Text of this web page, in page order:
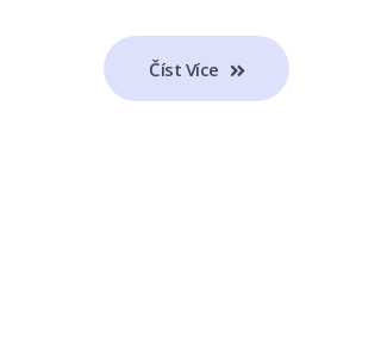
Číst Více